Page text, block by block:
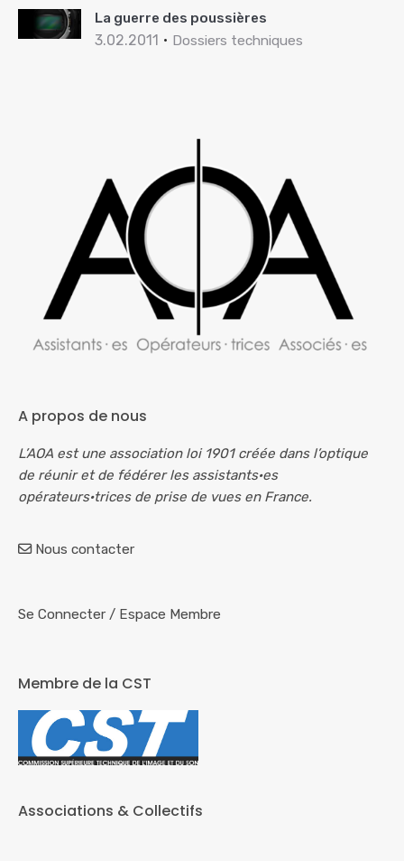
La guerre des poussières
3.02.2011 Dossiers techniques
A propos de nous
L’AOA est une association loi 1901 créée dans l’optique
de réunir et de fédérer les assistants·es
opérateurs·trices de prise de vues en France.
Nous contacter
Se Connecter / Espace Membre
Membre de la CST
Associations & Collectifs